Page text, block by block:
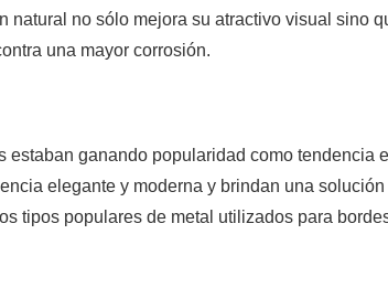
natural no sólo mejora su atractivo visual sino
una mayor corrosión.
estaban ganando popularidad como tendencia
elegante y moderna y brindan una
tipos populares de metal utilizados para